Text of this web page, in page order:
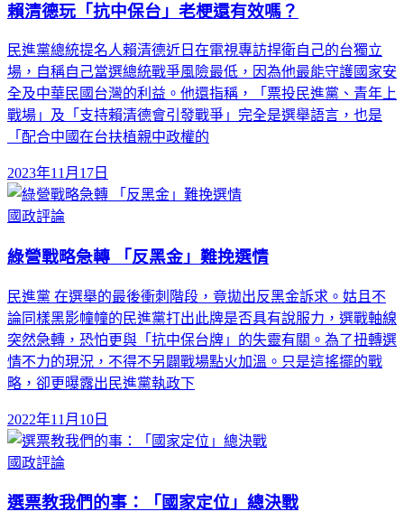
賴清德玩「抗中保台」老梗還有效嗎？
民進黨總統提名人賴清德近日在電視專訪捍衛自己的台獨立
場，自稱自己當選總統戰爭風險最低，因為他最能守護國家安
全及中華民國台灣的利益。他還指稱，「票投民進黨、青年上
戰場」及「支持賴清德會引發戰爭」完全是選舉語言，也是
「配合中國在台扶植親中政權的
2023年11月17日
國政評論
綠營戰略急轉 「反黑金」難挽選情
民進黨 在選舉的最後衝刺階段，竟拋出反黑金訴求。姑且不
論同樣黑影幢幢的民進黨打出此牌是否具有說服力，選戰軸線
突然急轉，恐怕更與「抗中保台牌」的失靈有關。為了扭轉選
情不力的現況，不得不另闢戰場點火加溫。只是這搖擺的戰
略，卻更曝露出民進黨執政下
2022年11月10日
國政評論
選票教我們的事：「國家定位」總決戰